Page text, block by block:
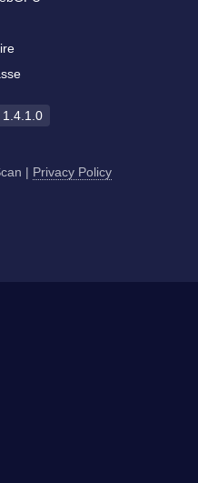
1.4.1.0
| Privacy Policy